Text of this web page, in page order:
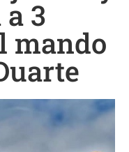
3
mando